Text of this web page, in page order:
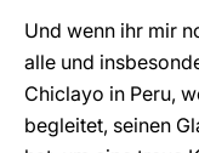
Und wenn ihr mir
alle und
Chiclayo in Peru,
begleitet, seinen